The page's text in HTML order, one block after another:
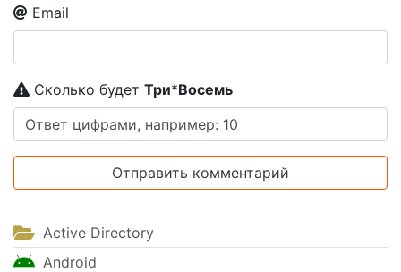
Email
Сколько будет Tpи*Boceмь
Active Directory
Android